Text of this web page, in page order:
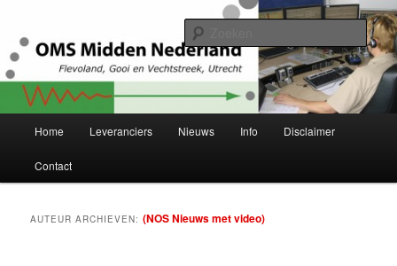
primaire
inhoud
secundaire
inhoudOMS Midden-Nederland
Project Herstructurering OMS Flevoland, Gooi en Vechtstreek en Utrecht
Home Leveranciers Nieuws Info Disclaimer
Contact
AUTEUR ARCHIEVEN:(NOS Nieuws met video)